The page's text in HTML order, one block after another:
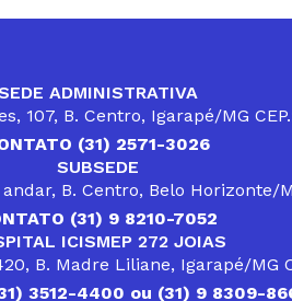
ADMINISTRATIVA
107, B. Centro, Igarapé/MG
(31) 2571-3026
SUBSEDE
B. Centro, Belo Horizonte/
(31) 9 8210-7052
ICISMEP 272 JOIAS
B. Madre Liliane, Igarapé/MG
3512-4400 ou (31) 9 8309-